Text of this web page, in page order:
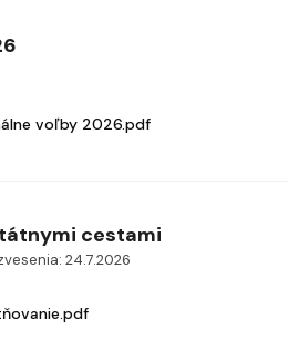
voľby 2026.pdf
cestami
24.7.2026